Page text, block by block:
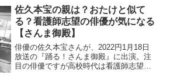
佐久本宝の親は？おたけと似て
る？看護師志望の俳優が気になる
【さんま御殿】
俳優の佐久本宝さんが、2022円1月18日
放送の『踊る！さんま御殿』に出演。注
目の俳優ですが高校時代は看護師志望で